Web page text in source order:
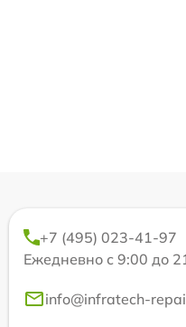
+7 (495) 023-41-97
Ежедневно с 9:00 до
info@infratech-